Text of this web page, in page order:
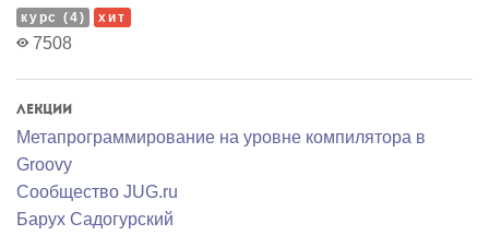
курс (4) хит
7508
Лекции
Метапрограммирование на уровне компилятора в
Groovy
Сообщество JUG.ru
Барух Садогурский